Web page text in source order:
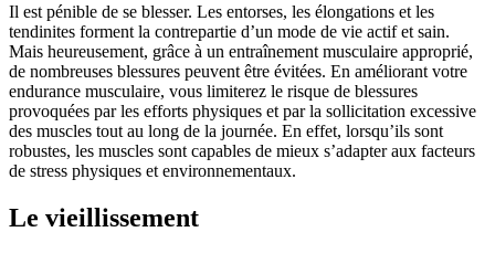
Il est pénible de se blesser. Les entorses, les élongations et les
tendinites forment la contrepartie d’un mode de vie actif et sain.
Mais heureusement, grâce à un entraînement musculaire approprié,
de nombreuses blessures peuvent être évitées. En améliorant votre
endurance musculaire, vous limiterez le risque de blessures
provoquées par les efforts physiques et par la sollicitation excessive
des muscles tout au long de la journée. En effet, lorsqu’ils sont
robustes, les muscles sont capables de mieux s’adapter aux facteurs
de stress physiques et environnementaux.
Le vieillissement